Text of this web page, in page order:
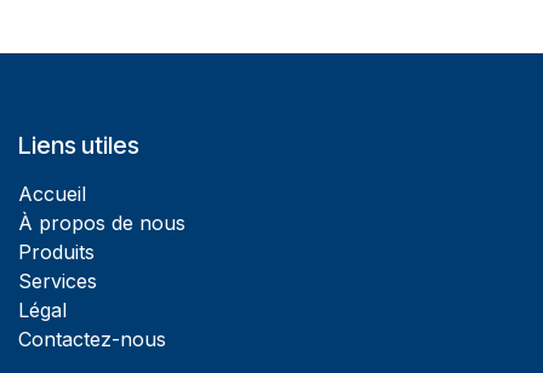
Liens utiles
Accueil
À propos de nous
Produits
Services
Légal
Contactez-nous